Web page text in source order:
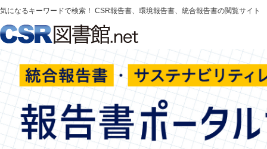
気になるキーワードで検索！ CSR報告書、環境報告書、統合報告書の閲覧サイト